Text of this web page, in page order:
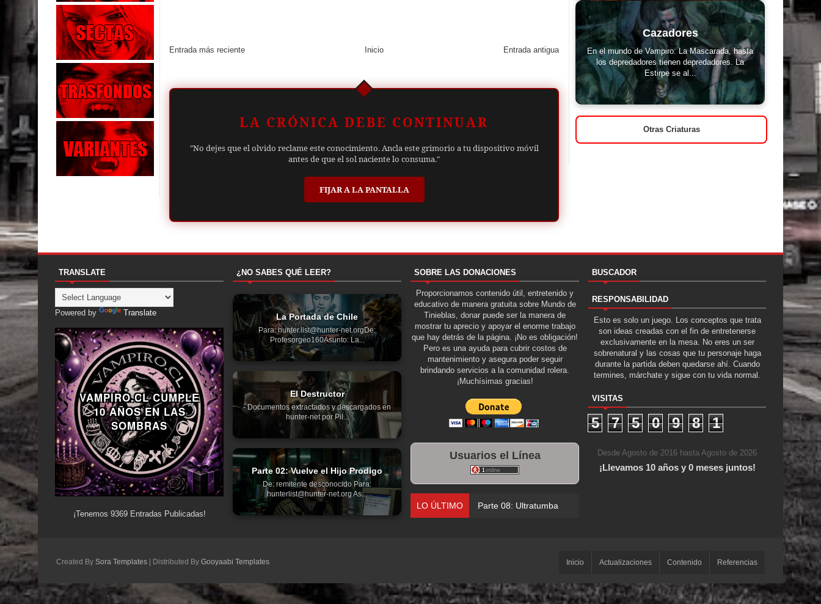
Entrada más reciente Entrada antigua
Inicio
LA CRÓNICA DEBE CONTINUAR
"No dejes que el olvido reclame este conocimiento. Ancla este grimorio a tu dispositivo móvil
antes de que el sol naciente lo consuma."
FIJAR A LA PANTALLA
Cazadores
En el mundo de Vampiro: La Mascarada, hasta
los depredadores tienen depredadores. La
Estirpe se al...
Otras Criaturas
TRANSLATE
Powered by Translate
VAMPIRO.CL CUMPLE
10 AÑOS EN LAS
SOMBRAS
¡Tenemos 9369Entradas Publicadas!
¿NO SABES QUÉ LEER?
La Portada de Chile
Para: hunter.list@hunter-net.orgDe:
Profesorgeo160Asunto: La...
El Destructor
- Documentos extractados y descargados en
hunter-net por Pil...
Parte 02: Vuelve el Hijo Prodigo
De: remitente desconocido Para:
hunterlist@hunter-net.org As...
SOBRE LAS DONACIONES
Proporcionamos contenido útil, entretenido y
educativo de manera gratuita sobre Mundo de
Tinieblas, donar puede ser la manera de
mostrar tu aprecio y apoyar el enorme trabajo
que hay detrás de la página. ¡No es obligación!
Pero es una ayuda para cubrir costos de
mantenimiento y asegura poder seguir
brindando servicios a la comunidad rolera.
¡Muchísimas gracias!
Usuarios el Línea
LO ÚLTIMO Parte 08: Ultratumba
BUSCADOR
RESPONSABILIDAD
Esto es solo un juego. Los conceptos que trata
son ideas creadas con el fin de entretenerse
exclusivamente en la mesa. No eres un ser
sobrenatural y las cosas que tu personaje haga
durante la partida deben quedarse ahí. Cuando
termines, márchate y sigue con tu vida normal.
VISITAS
5 7 5 0 9 8 1
Desde Agosto de 2016 hasta Agosto de 2026
¡Llevamos 10 años y 0 meses juntos!
Created By Sora Templates | Distributed By Gooyaabi Templates Inicio Actualizaciones Contenido Referencias